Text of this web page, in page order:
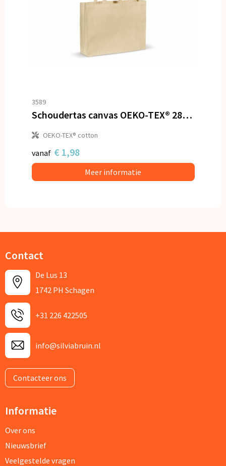
3589
Schoudertas canvas OEKO-TEX® 280g/m² 45x10x33cm
OEKO-TEX® cotton
vanaf € 1,98
Meer informatie
Contact
De Lus 13
1742 PH Schagen
+31 226 422505
info@silviabruin.nl
Contacteer ons
Informatie
Over ons
Nieuwsbrief
Veelgestelde vragen